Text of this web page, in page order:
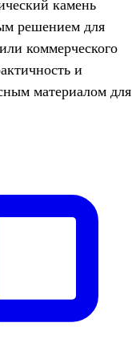
камень
решением для
коммерческого
и
материалом для